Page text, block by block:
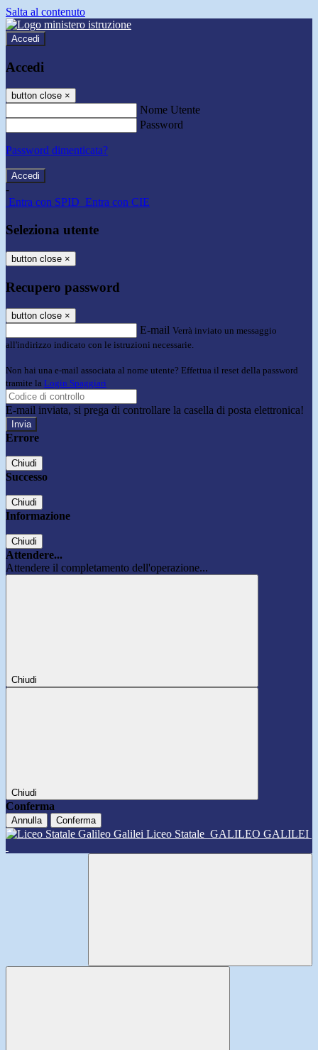
Salta al contenuto
Accedi
Accedi
button close ×
Nome Utente
Password
Password dimenticata?
-
Entra con SPID Entra con CIE
Seleziona utente
button close ×
Recupero password
button close ×
E-mail Verrà inviato un messaggio
all'indirizzo indicato con le istruzioni necessarie.
Non hai una e-mail associata al nome utente? Effettua il reset della password
tramite la Login Spaggiari
E-mail inviata, si prega di controllare la casella di posta elettronica!
Errore
Chiudi
Successo
Chiudi
Informazione
Chiudi
Attendere...
Attendere il completamento dell'operazione...
Chiudi
Chiudi
Conferma
Annulla Conferma
Liceo Statale GALILEO GALILEI